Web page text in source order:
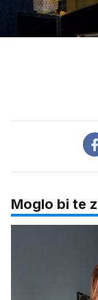
zvuk
Loaded:
13.69%
Moglo bi te